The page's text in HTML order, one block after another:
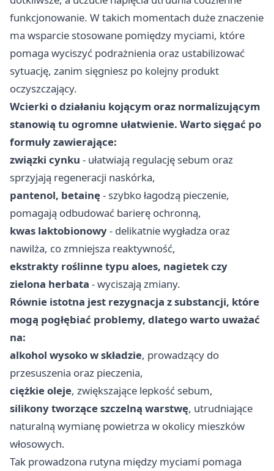
funkcjonowanie. W takich momentach duże znaczenie
ma wsparcie stosowane pomiędzy myciami, które
pomaga wyciszyć podrażnienia oraz ustabilizować
sytuację, zanim sięgniesz po kolejny produkt
oczyszczający.
Wcierki o działaniu kojącym oraz normalizującym
stanowią tu ogromne ułatwienie. Warto sięgać po
formuły zawierające:
związki cynku - ułatwiają regulację sebum oraz
sprzyjają regeneracji naskórka,
pantenol, betainę- szybko łagodzą pieczenie,
pomagają odbudować barierę ochronną,
kwas laktobionowy- delikatnie wygładza oraz
nawilża, co zmniejsza reaktywność,
ekstrakty roślinne typu aloes, nagietek czy
zielona herbata - wyciszają zmiany.
Równie istotna jest rezygnacja z substancji, które
mogą pogłębiać problemy, dlatego warto uważać
na:
alkohol wysoko w składzie, prowadzący do
przesuszenia oraz pieczenia,
ciężkie oleje, zwiększające lepkość sebum,
silikony tworzące szczelną warstwę, utrudniające
naturalną wymianę powietrza w okolicy mieszków
włosowych.
Tak prowadzona rutyna między myciami pomaga